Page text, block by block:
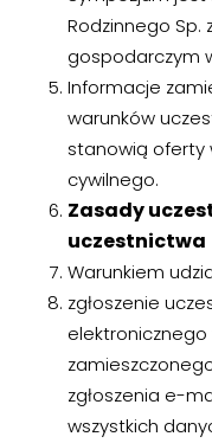
Rodzinnego Sp.
gospodarczym
Informacje
warunków
stanowią oferty
cywilnego.
Zasady
uczestnictwa
Warunkiem
zgłoszenie
elektronicznego
zgłoszenia e-
wszystkich